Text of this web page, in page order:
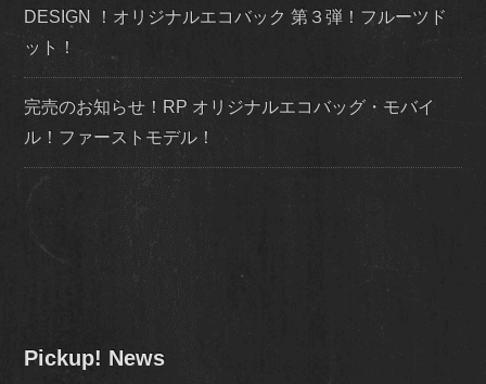
DESIGN ！オリジナルエコバック 第３弾！フルーツド
ット！
完売のお知らせ！RP オリジナルエコバッグ・モバイ
ル！ファーストモデル！
Pickup! News